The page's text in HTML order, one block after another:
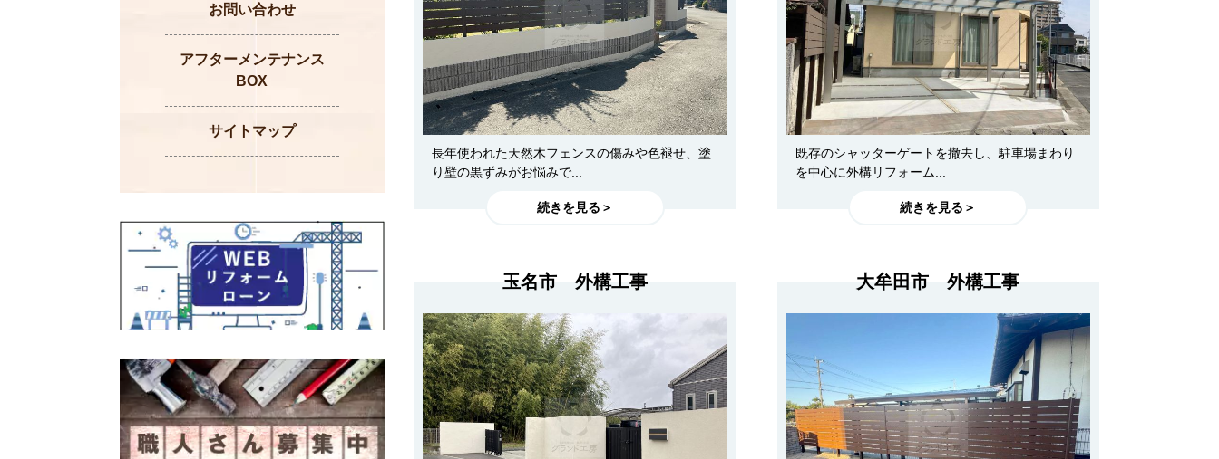
長年使われた天然木フェンスの傷みや色褪せ、塗
り壁の黒ずみがお悩みで...
続きを見る＞
既存のシャッターゲートを撤去し、駐車場まわり
を中心に外構リフォーム...
続きを見る＞
玉名市 外構工事 大牟田市 外構工事
お問い合わせ
アフターメンテナンス
BOX
サイトマップ